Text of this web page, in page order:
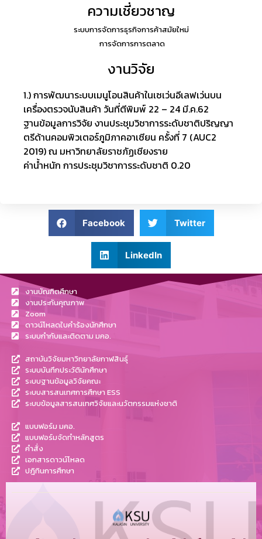
ความเชี่ยวชาญ
ระบบการจัดการธุรกิจการค้าสมัยใหม่
การจัดการการตลาด
งานวิจัย
1.) การพัฒนาระบบเมนูโอนสินค้าในเซเว่นอีเลฟเว่นบน
เครื่องตรวจนับสินค้า วันที่ตีพิมพ์ 22 – 24 มี.ค.62
ฐานข้อมูลการวิจัย งานประชุมวิชาการระดับชาติปริญญา
ตรีด้านคอมพิวเตอร์ภูมิภาคอาเซียน ครั้งที่ 7 (AUC2
2019) ณ มหาวิทยาลัยราชภัฏเชียงราย
ค่าน้ำหนัก การประชุมวิชาการระดับชาติ 0.20
Facebook Twitter
LinkedIn
งานบัณฑิตศึกษา
งานประกันคุณภาพ
Zoom
ดาวน์โหลดใบคำร้องนักศึกษา
ระบบกำกับและติดตาม มคอ.
สถาบันวิจัยมหาวิทยาลัยกาฬสินธุ์
ระบบบันทึกประวัตินักศึกษา
ระบบฐานข้อมูลวิจัยคณะ
ระบบสารสนเทศการศึกษา ESS
ระบบข้อมูลสารสนเทศวิจัยและนวัตกรรมแห่งชาติ
แบบฟอร์ม มคอ.
แบบฟอร์มจัดทำหลักสูตร
คำสั่ง
เอกสารดาวน์โหลด
ปฎิทินการศึกษา